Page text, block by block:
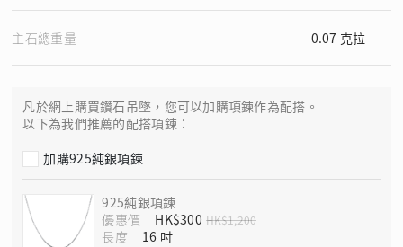
主石總重量 0.07 克拉
凡於網上購買鑽石吊墜，您可以加購項鍊作為配搭。
以下為我們推薦的配搭項鍊：
加購925純銀項鍊
925純銀項鍊
優惠價
HK$300 HK$1,200
長度